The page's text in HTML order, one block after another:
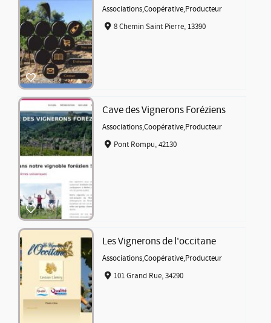
Associations,Coopérative,Producteur
8 Chemin Saint Pierre, 13390
Cave des Vignerons Foréziens
Associations,Coopérative,Producteur
Pont Rompu, 42130
Les Vignerons de l'occitane
Associations,Coopérative,Producteur
101 Grand Rue, 34290